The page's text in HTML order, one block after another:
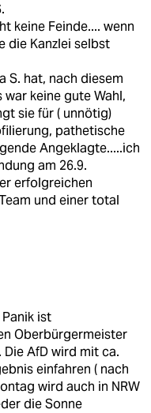
keine Feinde.... wenn
die Kanzlei selbst
S. hat, nach diesem
keine gute Wahl,
sie für ( unnötig)
pathetische
Angeklagte.....ich
am 26.9.
erfolgreichen
und einer total
ist
Oberbürgermeister
AfD wird mit ca.
einfahren ( nach
wird auch in NRW
die Sonne